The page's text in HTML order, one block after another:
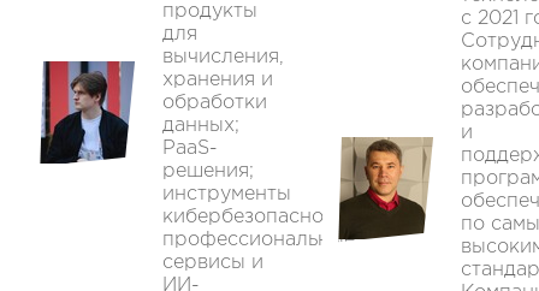
продукты
для
вычисления,
хранения и
обработки
данных;
PaaS-
решения;
инструменты
кибербезопасности;
профессиональные
сервисы и
ИИ-
с 2021
и
по